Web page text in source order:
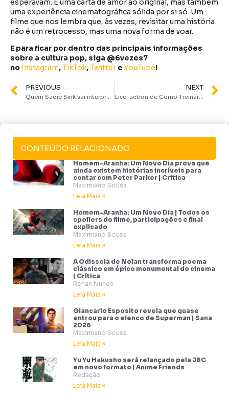
esperavam. É uma carta de amor ao original, mas também
uma experiência cinematográfica sólida por si só. Um
filme que nos lembra que, às vezes, revisitar uma história
não é um retrocesso, mas uma nova forma de voar.
E para ficar por dentro das principais informações
sobre a cultura pop, siga @6vezes7
no Instagram,TikTok,Twitter e YouTube!
PREVIOUS
Quem Sadie Sink vai interpretar em Homem-Aranha 4? Veja os rumores
NEXT
Live-action de Como Treinar o Seu Dragão tem cena pós-créditos? Descubra o que esperar!
CONTEÚDO RELACIONADO
Homem-Aranha: Um Novo Dia prova que
ainda existem histórias incríveis para
contar com Peter Parker | Crítica
Maximiano Sousa
Leia Mais »
Homem-Aranha: Um Novo Dia | Todos os
spoilers do filme, participações e final
explicado
Maximiano Sousa
Leia Mais »
A Odisseia de Nolan transforma poema
clássico em épico monumental do cinema
| Crítica
Renan Nunes
Leia Mais »
Giancarlo Esposito revela que quase
entrou para o elenco de Superman | Sana
2026
Maximiano Sousa
Leia Mais »
Yu Yu Hakusho será relançado pela JBC
em novo formato | Anime Friends
Redação
Leia Mais »